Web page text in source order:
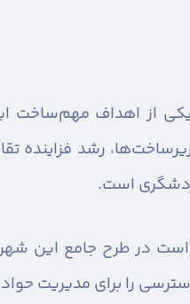
از اهداف مهم‌ساخت
رشد فزاینده
است.
در طرح جامع این
را برای مدیریت